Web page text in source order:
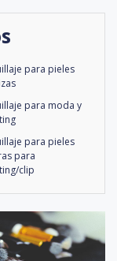
para pieles
para moda y
para pieles
para
clip